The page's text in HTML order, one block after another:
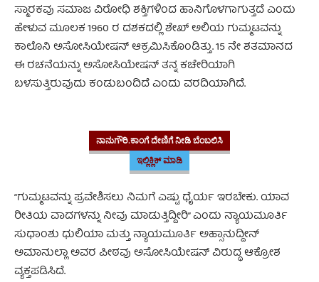
ಸ್ಮಾರಕವು ಸಮಾಜ ವಿರೋಧಿ ಶಕ್ತಿಗಳಿಂದ ಹಾನಿಗೊಳಗಾಗುತ್ತದೆ ಎಂದು
ಹೇಳುವ ಮೂಲಕ 1960 ರ ದಶಕದಲ್ಲಿ ಶೇಖ್ ಅಲಿಯ ಗುಮ್ಮಟವನ್ನು
ಕಾಲೊನಿ ಅಸೋಸಿಯೇಷನ್ ಆಕ್ರಮಿಸಿಕೊಂಡಿತ್ತು. 15 ನೇ ಶತಮಾನದ
ಈ ರಚನೆಯನ್ನು ಅಸೋಸಿಯೇಷನ್ ತನ್ನ ಕಚೇರಿಯಾಗಿ
ಬಳಸುತ್ತಿರುವುದು ಕಂಡುಬಂದಿದೆ ಎಂದು ವರದಿಯಾಗಿದೆ.
ನಾನುಗೌರಿ.ಕಾಂಗೆ ದೇಣಿಗೆ ನೀಡಿ ಬೆಂಬಲಿಸಿ
ಇಲ್ಲಿಕ್ಲಿಕ್ ಮಾಡಿ
“ಗುಮ್ಮಟವನ್ನು ಪ್ರವೇಶಿಸಲು ನಿಮಗೆ ಎಷ್ಟು ಧೈರ್ಯ ಇರಬೇಕು. ಯಾವ
ರೀತಿಯ ವಾದಗಳನ್ನು ನೀವು ಮಾಡುತ್ತಿದ್ದೀರಿ” ಎಂದು ನ್ಯಾಯಮೂರ್ತಿ
ಸುಧಾಂಶು ಧುಲಿಯಾ ಮತ್ತು ನ್ಯಾಯಮೂರ್ತಿ ಅಹ್ಸಾನುದ್ದೀನ್
ಅಮಾನುಲ್ಲಾ ಅವರ ಪೀಠವು ಅಸೋಸಿಯೇಷನ್‌ ವಿರುದ್ಧ ಆಕ್ರೋಶ
ವ್ಯಕ್ತಪಡಿಸಿದೆ.